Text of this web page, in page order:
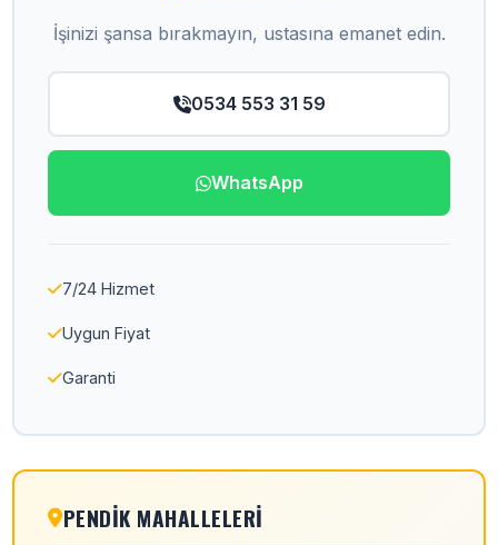
İşinizi şansa bırakmayın, ustasına emanet edin.
0534 553 31 59
WhatsApp
7/24 Hizmet
Uygun Fiyat
Garanti
PENDIK MAHALLELERI